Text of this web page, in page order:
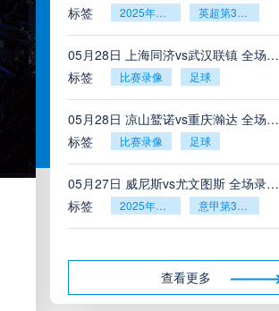
标签
2025年5月26日 英超第38轮
05月28日 上海同济vs武汉联镇 全场录像
标签
比赛录像 足球
05月28日 凉山鹫诺vs重庆瀚达 全场录像
标签
比赛录像 足球
05月27日 威尼斯vs尤文图斯 全场录像回放
标签
2025年5月26日 意甲第38轮
查看更多